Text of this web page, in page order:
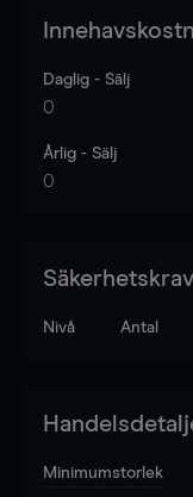
Daglig - Sälj
0
Årlig - Sälj
0
Säkerhetskrav
Nivå Antal
Minimumstorlek